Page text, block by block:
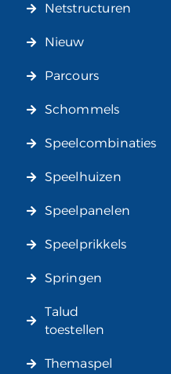
Netstructuren
Nieuw
Parcours
Schommels
Speelcombinaties
Speelhuizen
Speelpanelen
Speelprikkels
Springen
Talud
toestellen
Themaspel